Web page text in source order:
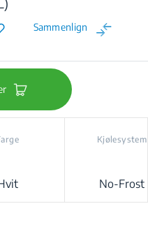
Sammenlign
Kjølesystem
No-Frost